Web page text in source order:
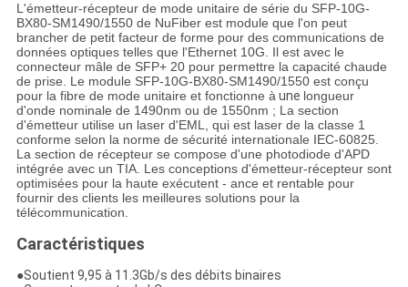
L'émetteur-récepteur de mode unitaire de série du SFP-10G-
BX80-SM1490/1550 de NuFiber est module que l'on peut
brancher de petit facteur de forme pour des communications de
données optiques telles que l'Ethernet 10G. Il est avec le
connecteur mâle de SFP+ 20 pour permettre la capacité chaude
de prise. Le module SFP-10G-BX80-SM1490/1550 est conçu
pour la fibre de mode unitaire et fonctionne àune longueur
d'onde nominale de 1490nm ou de 1550nm ; La section
d'émetteur utilise un laser d'EML, qui est laser de la classe 1
conforme selon la norme de sécurité internationale IEC-60825.
La section de récepteur se compose d'une photodiode d'APD
intégrée avec un TIA. Les conceptions d'émetteur-récepteur sont
optimisées pour la haute exécutent - ance et rentable pour
fournir des clients les meilleures solutions pour la
télécommunication.
Caractéristiques
●Soutient 9,95 à 11.3Gb/s des débits binaires